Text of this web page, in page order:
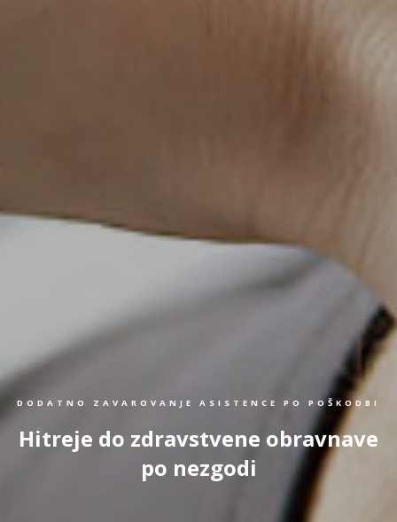
DODATNO ZAVAROVANJE ASISTENCE PO POŠKODBI
Hitreje do zdravstvene obravnave
po nezgodi